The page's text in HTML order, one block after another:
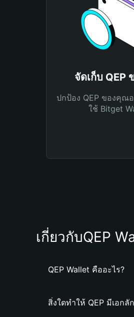
จัดเก็บ QEP
ปกป้อง QEP ของคุณ
ใช้ Bitget
เกี่ยวกับQEP
QEP Wallet คืออะไร?
สิ่งใดทำให้ QEP มีเอก